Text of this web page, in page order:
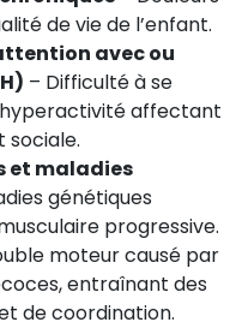
de vie de l’enfant.
avec ou
– Difficulté à se
affectant
sociale.
et maladies
génétiques
progressive.
moteur causé par
entraînant des
de coordination.